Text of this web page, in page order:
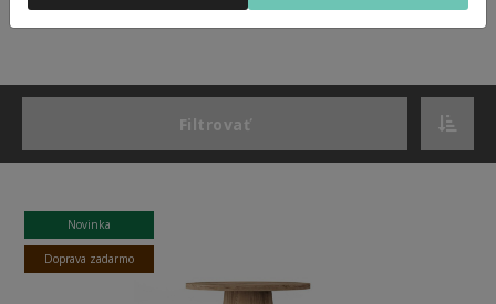
Filtrovať
Novinka
Doprava zadarmo